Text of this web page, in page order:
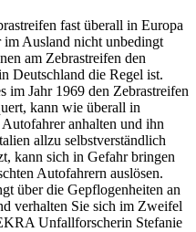
fast überall in Europa
im Ausland nicht unbedingt
am Zebrastreifen den
Deutschland die Regel ist.
im Jahr 1969 den Zebrastreifen
kann wie überall in
anhalten und ihn
allzu selbstverständlich
kann sich in Gefahr bringen
Autofahrern auslösen.
über die Gepflogenheiten an
verhalten Sie sich im Zweifel
Unfallforscherin Stefanie